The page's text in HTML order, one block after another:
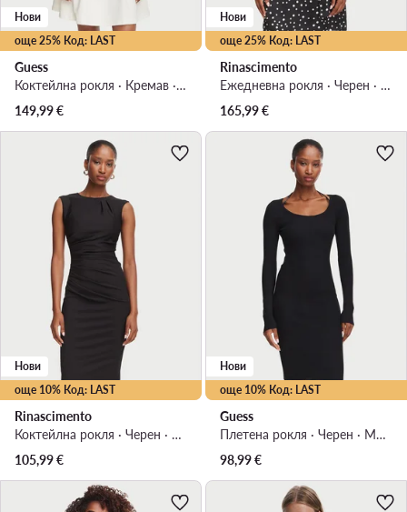
още 25% Код: LAST
Нови
Guess
Коктейлна рокля · Кремав · Мини
149,99€
още 25% Код: LAST
Нови
Rinascimento
Ежедневна рокля · Черен · Мини
165,99€
още 10% Код: LAST
Нови
Rinascimento
Коктейлна рокля · Черен · Мини
105,99€
още 10% Код: LAST
Нови
Guess
Плетена рокля · Черен · Мини
98,99€